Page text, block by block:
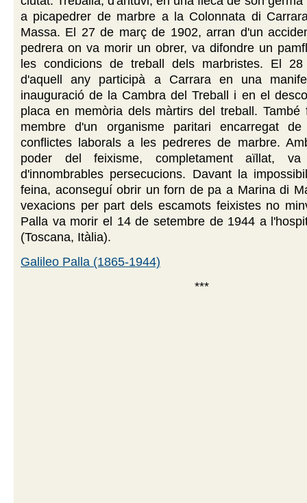
a picapedrer de marbre a la Colonnata di
Massa. El 27 de març de 1902, arran d'un
pedrera on va morir un obrer, va difondre un
les condicions de treball dels marbristes. El
d'aquell any participà a Carrara en una
inauguració de la Cambra del Treball i en el
placa en memòria dels màrtirs del treball. També
membre d'un organisme paritari encarregat
conflictes laborals a les pedreres de marbre.
poder del feixisme, completament aïllat,
d'innombrables persecucions. Davant la
feina, aconseguí obrir un forn de pa a Marina di
vexacions per part dels escamots feixistes no
Palla va morir el 14 de setembre de 1944 a
(Toscana, Itàlia).
Galileo Palla (1865-1944)
***